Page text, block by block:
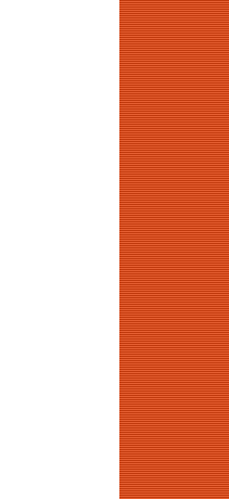
牌营销到运营管
生命周期
2026年云南温泉
运动疗愈+爱情
标杆项目考察（8
12日）
国企央企及事业
项目全生命周期
实战能力提升专
训（2026年8月
日成都）
穿透式监管下国
务、合规、内控
险、审计“五位一
化” 构建专题培训
（2026年8月12日
安）
2026探访中国“好
子”：新规2.0成